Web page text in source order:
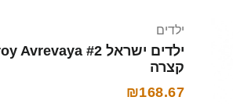
ילדים
קצרה
₪168.67